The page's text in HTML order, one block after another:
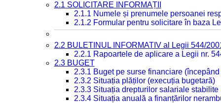
2.1 SOLICITARE INFORMAȚII
2.1.1 Numele și prenumele persoanei
2.1.2 Formular pentru solicitare în baza
2.2 BULETINUL INFORMATIV al Legii 544/
2.2.1 Rapoartele de aplicare a Legii nr.
2.3 BUGET
2.3.1 Buget pe surse financiare
2.3.2 Situația plăților (execuția bugetară)
2.3.3 Situația drepturilor salariale
2.3.4 Situația anuală a finanțărilor